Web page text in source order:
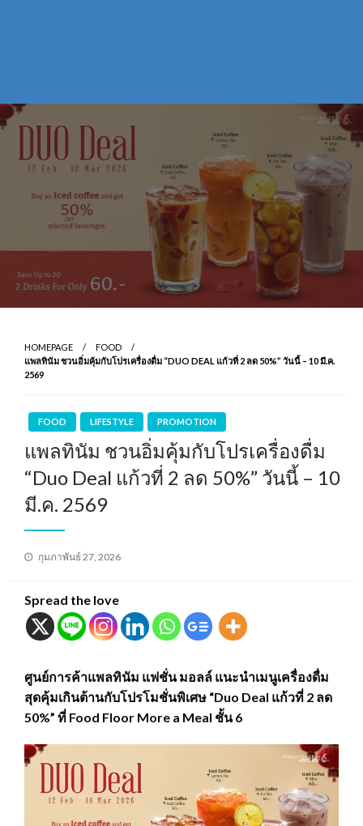
HOMEPAGE
FOOD
แพลทินัม ชวนอิ่มคุ้มกับโปรเครื่องดื่ม “DUO DEAL แก้วที่ 2 ลด 50%” วันนี้ – 10 มี.ค.
2569
FOOD LIFESTYLE PROMOTION
แพลทินัม ชวนอิ่มคุ้มกับโปรเครื่องดื่ม
“Duo Deal แก้วที่ 2 ลด 50%” วันนี้ – 10
มี.ค. 2569
Posted
กุมภาพันธ์ 27, 2026
Spread the love
ศูนย์การค้าแพลทินัม แฟชั่น มอลล์ แนะนำเมนูเครื่องดื่ม
สุดคุ้มเกินต้านกับโปรโมชั่นพิเศษ “Duo Deal แก้วที่ 2 ลด
50%” ที่ Food Floor More a Meal ชั้น 6